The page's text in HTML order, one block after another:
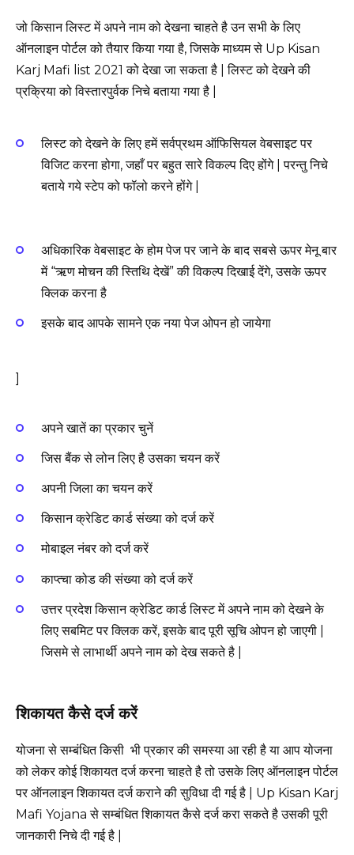
जो किसान लिस्ट में अपने नाम को देखना चाहते है उन सभी के लिए
ऑनलाइन पोर्टल को तैयार किया गया है, जिसके माध्यम से Up Kisan
Karj Mafi list 2021 को देखा जा सकता है | लिस्ट को देखने की
प्रक्रिया को विस्तारपुर्वक निचे बताया गया है |
लिस्ट को देखने के लिए हमें सर्वप्रथम ऑफिसियल वेबसाइट पर
विजिट करना होगा, जहाँ पर बहुत सारे विकल्प दिए होंगे | परन्तु निचे
बताये गये स्टेप को फॉलो करने होंगे |
अधिकारिक वेबसाइट के होम पेज पर जाने के बाद सबसे ऊपर मेनू बार
में “ऋण मोचन की स्तिथि देखें” की विकल्प दिखाई देंगे, उसके ऊपर
क्लिक करना है
इसके बाद आपके सामने एक नया पेज ओपन हो जायेगा
अपने खातें का प्रकार चुनें
जिस बैंक से लोन लिए है उसका चयन करें
अपनी जिला का चयन करें
किसान क्रेडिट कार्ड संख्या को दर्ज करें
मोबाइल नंबर को दर्ज करें
काप्त्चा कोड की संख्या को दर्ज करें
उत्तर प्रदेश किसान क्रेडिट कार्ड लिस्ट में अपने नाम को देखने के
लिए सबमिट पर क्लिक करें, इसके बाद पूरी सूचि ओपन हो जाएगी |
जिसमे से लाभार्थी अपने नाम को देख सकते है |
शिकायत कैसे दर्ज करें
योजना से सम्बंधित किसी भी प्रकार की समस्या आ रही है या आप योजना
को लेकर कोई शिकायत दर्ज करना चाहते है तो उसके लिए ऑनलाइन पोर्टल
पर ऑनलाइन शिकायत दर्ज कराने की सुविधा दी गई है | Up Kisan Karj
Mafi Yojana से सम्बंधित शिकायत कैसे दर्ज करा सकते है उसकी पूरी
जानकारी निचे दी गई है |